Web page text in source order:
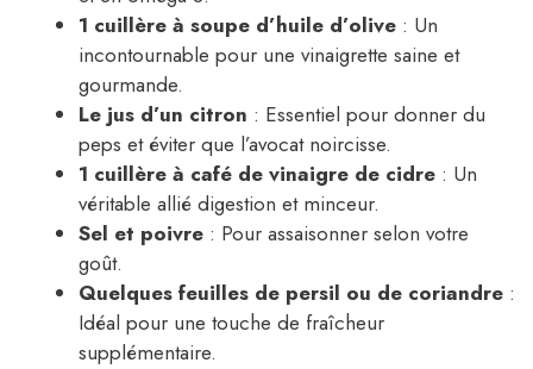
1 cuillère à soupe d’huile d’olive : Un
incontournable pour une vinaigrette saine et
gourmande.
Le jus d’un citron : Essentiel pour donner du
peps et éviter que l’avocat noircisse.
1 cuillère à café de vinaigre de cidre : Un
véritable allié digestion et minceur.
Sel et poivre : Pour assaisonner selon votre
goût.
Quelques feuilles de persil ou de coriandre :
Idéal pour une touche de fraîcheur
supplémentaire.